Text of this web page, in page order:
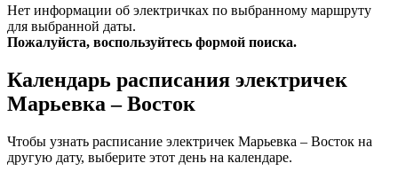
Нет информации об электричках по выбранному маршруту
для выбранной даты.
Пожалуйста, воспользуйтесь формой поиска.
Календарь расписания электричек
Марьевка – Восток
Чтобы узнать расписание электричек Марьевка – Восток на
другую дату, выберите этот день на календаре.